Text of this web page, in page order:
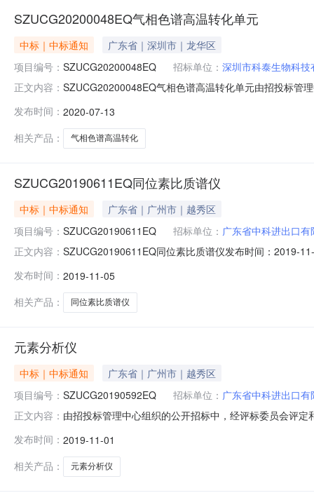
SZUCG20200048EQ气相色谱高温转化单元
中标｜中标通知
广东省｜深圳市｜龙华区
项目编号： SZUCG20200048EQ 招标单位： 深圳市科泰生物科技
正文内容： SZUCG20200048EQ气相色谱高温转化单元由招投标管
性检查详情总得分排序1深圳市科泰生物科技有限公司
发布时间： 2020-07-13
相关产品：
气相色谱高温转化
SZUCG20190611EQ同位素比质谱仪
中标｜中标通知
广东省｜广州市｜越秀区
项目编号： SZUCG20190611EQ 招标单位： 广东省中科进出口有
正文内容： SZUCG20190611EQ同位素比质谱仪发布时间：2019-
称：同位素比质谱仪开标时间：2019年11月05日二、投
发布时间： 2019-11-05
相关产品：
同位素比质谱仪
元素分析仪
中标｜中标通知
广东省｜广州市｜越秀区
项目编号： SZUCG20190592EQ 招标单位： 广东省中科进出口有
正文内容： 由招投标管理中心组织的公开招标中，经评标委员会评
380,000.00合格10012深圳市科泰生物科技有限公司
发布时间： 2019-11-01
相关产品：
元素分析仪